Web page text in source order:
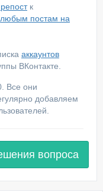
к
любым постам на
аккаунтов
ВКонтакте.
Все они
добавляем
вопроса